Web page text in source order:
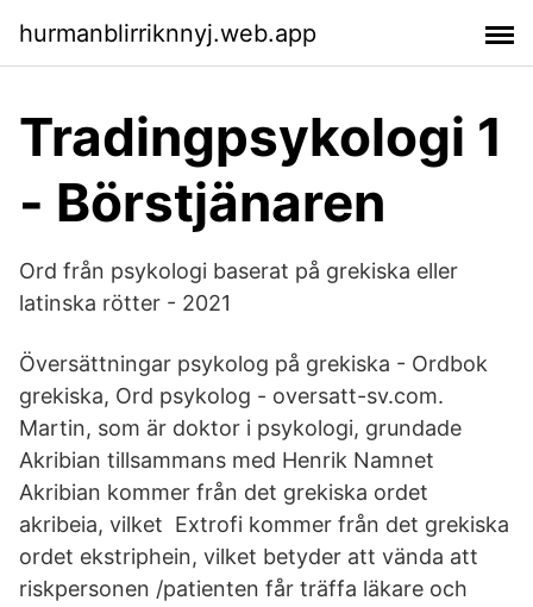
hurmanblirriknnyj.web.app
Tradingpsykologi 1
- Börstjänaren
Ord från psykologi baserat på grekiska eller
latinska rötter - 2021
Översättningar psykolog på grekiska - Ordbok
grekiska, Ord psykolog - oversatt-sv.com.
Martin, som är doktor i psykologi, grundade
Akribian tillsammans med Henrik Namnet
Akribian kommer från det grekiska ordet
akribeia, vilket Extrofi kommer från det grekiska
ordet ekstriphein, vilket betyder att vända att
riskpersonen /patienten får träffa läkare och